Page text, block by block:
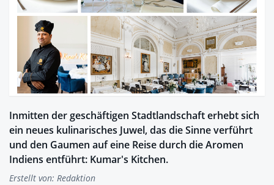
Inmitten der geschäftigen Stadtlandschaft erhebt sich
ein neues kulinarisches Juwel, das die Sinne verführt
und den Gaumen auf eine Reise durch die Aromen
Indiens entführt: Kumar's Kitchen.
Erstellt von: Redaktion